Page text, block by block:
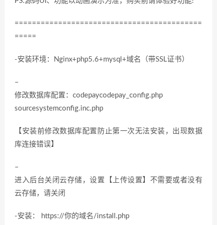
===========================================
=====
-安装环境：Nginx+php5.6+mysql+域名（带SSL证书）
–
修改数据库配置：codepaycodepay_config.php
sourcesystemconfig.inc.php
【安装前修改数据库配置防止第一次无法安装，出现数据
库连接错误】
–
进入后台关闭云存储，设置【上传设置】不需要或者没有
云存储，请关闭
-安装： https://你的域名/install.php